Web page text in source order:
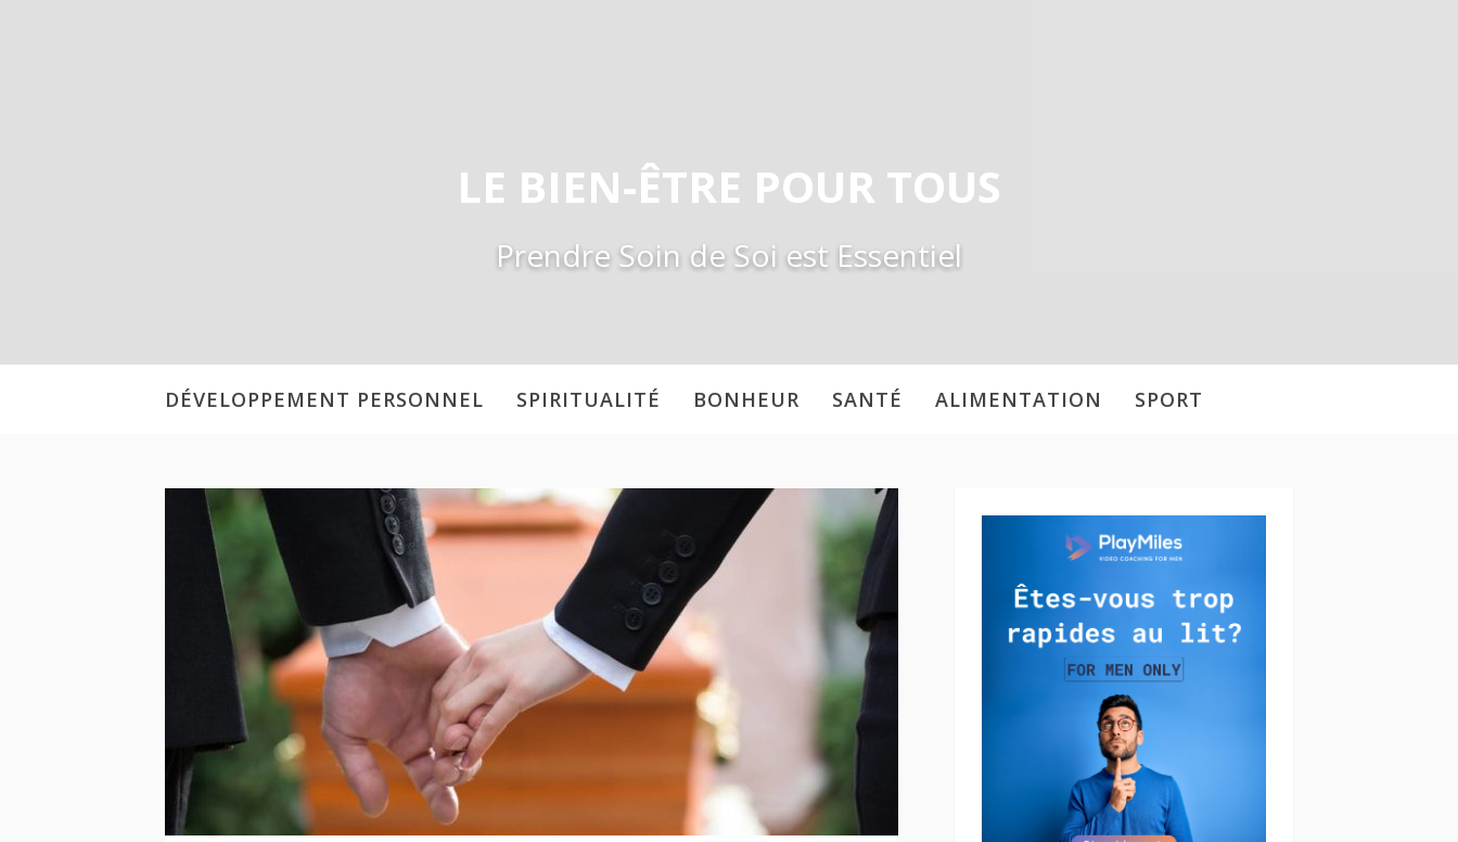
LE BIEN-ÊTRE POUR TOUS
Prendre Soin de Soi est Essentiel
DÉVELOPPEMENT PERSONNEL SPIRITUALITÉ BONHEUR SANTÉ ALIMENTATION SPORT